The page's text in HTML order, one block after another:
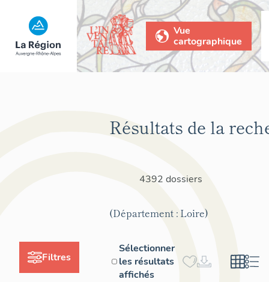
Vue
cartographique
Filtres
Résultats de la
4392 dossiers
(Département : Loire)
Sélectionner
les résultats
affichés